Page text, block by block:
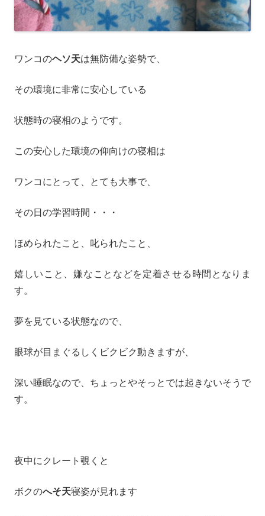
ワンコのヘソ天は無防備な姿勢で、
その環境に非常に安心している
状態時の寝相のようです。
この安心した環境の仰向けの寝相は
ワンコにとって、とても大事で、
その日の学習時間・・・
ほめられたこと、叱られたこと、
嬉しいこと、嫌なことなどを定着させる時間となりま
す。
夢を見ている状態なので、
眼球が目まぐるしくビクビク動きますが、
深い睡眠なので、ちょっとやそっとでは起きないそうで
す。
夜中にクレート覗くと
ボクのへそ天寝姿が見れます